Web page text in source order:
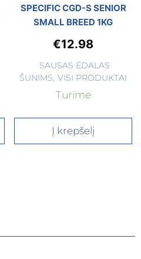
SPECIFIC CGD-S SENIOR
SMALL BREED 1KG
€12.98
SAUSAS ĖDALAS
ŠUNIMS VISI PRODUKTAI
Turime
Į krepšelį